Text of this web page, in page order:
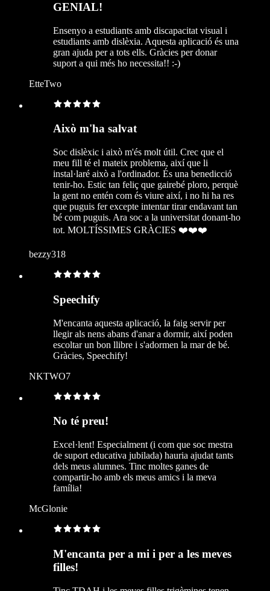
GENIAL!
Ensenyo a estudiants amb discapacitat visual i
estudiants amb dislèxia. Aquesta aplicació és una
gran ajuda per a tots ells. Gràcies per donar
suport a qui més ho necessita!! :-)
EtteTwo
Això m'ha salvat
Soc dislèxic i això m'és molt útil. Crec que el
meu fill té el mateix problema, així que li
instal·laré això a l'ordinador. És una benedicció
tenir-ho. Estic tan feliç que gairebé ploro, perquè
la gent no entén com és viure així, i no hi ha res
que puguis fer excepte intentar tirar endavant tan
bé com puguis. Ara soc a la universitat donant-ho
tot. MOLTÍSSIMES GRÀCIES ❤️❤️❤️
bezzy318
Speechify
M'encanta aquesta aplicació, la faig servir per
llegir als nens abans d'anar a dormir, així poden
escoltar un bon llibre i s'adormen la mar de bé.
Gràcies, Speechify!
NKTWO7
No té preu!
Excel·lent! Especialment (i com que soc mestra
de suport educativa jubilada) hauria ajudat tants
dels meus alumnes. Tinc moltes ganes de
compartir-ho amb els meus amics i la meva
família!
McGlonie
M'encanta per a mi i per a les meves
filles!